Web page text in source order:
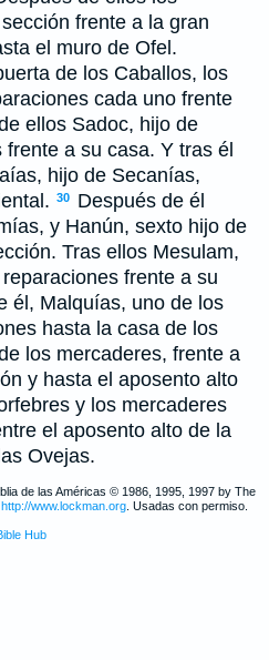
frente a la gran
el muro de Ofel.
de los Caballos, los
cada uno frente
ellos Sadoc, hijo de
a su casa. Y tras él
hijo de Secanías,
30
Después de él
y Hanún, sexto hijo de
Tras ellos Mesulam,
frente a su
él, Malquías, uno de los
hasta la casa de los
los mercaderes, frente a
y hasta el aposento alto
y los mercaderes
el aposento alto de la
Ovejas.
de las Américas © 1986, 1995, 1997 by The
http://www.lockman.org. Usadas con permiso.
Hub